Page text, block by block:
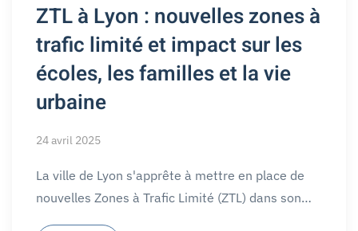
ZTL à Lyon : nouvelles zones à
trafic limité et impact sur les
écoles, les familles et la vie
urbaine
24 avril 2025
La ville de Lyon s'apprête à mettre en place de
nouvelles Zones à Trafic Limité (ZTL) dans son…